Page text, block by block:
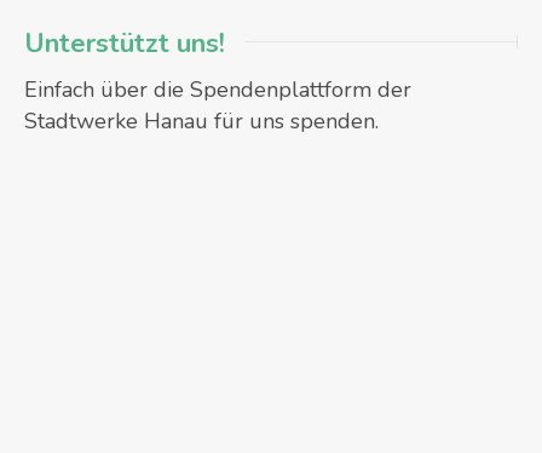
Unterstützt uns!
Einfach über die Spendenplattform der
Stadtwerke Hanau für uns spenden.